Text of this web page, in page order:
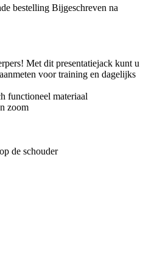
bestelling Bijgeschreven na
Met dit presentatiejack kunt u
voor training en dagelijks
functioneel materiaal
zoom
de schouder